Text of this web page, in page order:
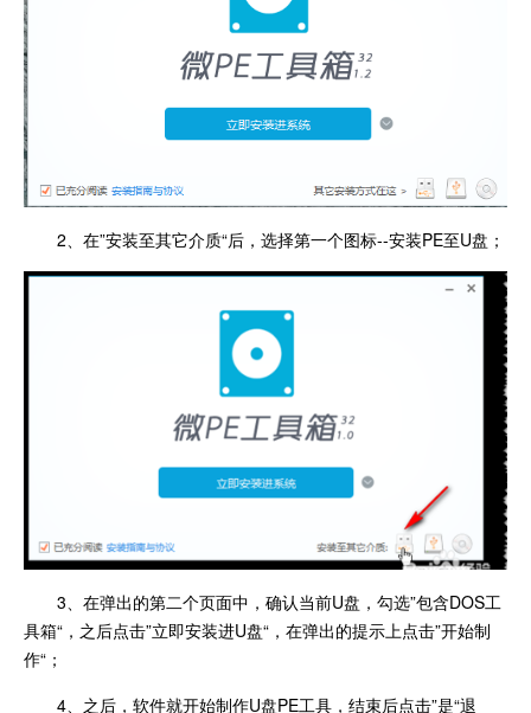
2、在”安装至其它介质“后，选择第一个图标--安装PE至U盘；
3、在弹出的第二个页面中，确认当前U盘，勾选”包含DOS工
具箱“，之后点击”立即安装进U盘“，在弹出的提示上点击”开始制
作“；
4、之后，软件就开始制作U盘PE工具，结束后点击”是“退